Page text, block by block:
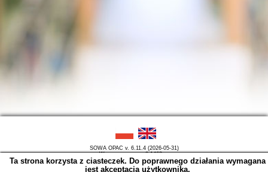
SOWA OPAC v. 6.11.4 (2026-05-31)
Wygenerowano w 0,1463 s.
Ta strona korzysta z ciasteczek. Do poprawnego działania wymagana
jest akceptacja użytkownika.